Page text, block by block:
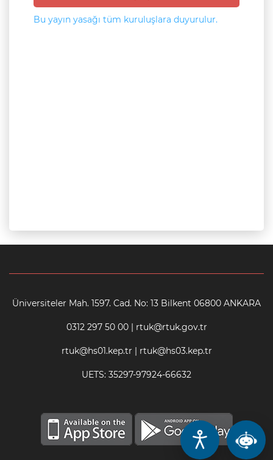
Bu yayın yasağı tüm kuruluşlara duyurulur.
Üniversiteler Mah. 1597. Cad. No: 13 Bilkent 06800 ANKARA
0312 297 50 00 | rtuk@rtuk.gov.tr
rtuk@hs01.kep.tr | rtuk@hs03.kep.tr
UETS: 35297-97924-66632